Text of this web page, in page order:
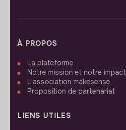
À PROPOS
La plateforme
Notre mission et notre impact
L'association makesense
Proposition de partenariat
LIENS UTILES